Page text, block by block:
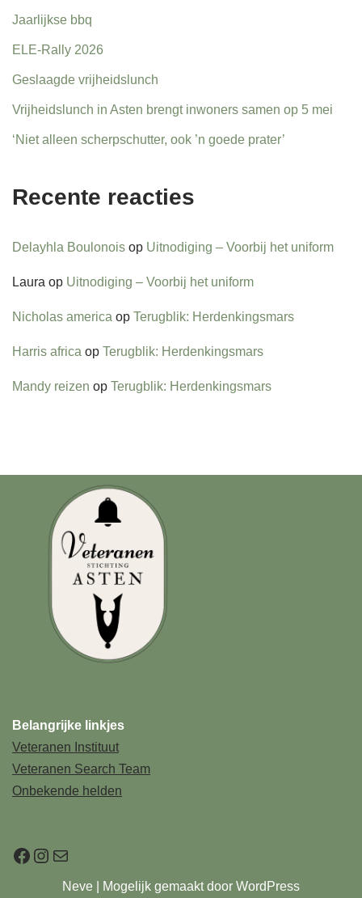
Jaarlijkse bbq
ELE-Rally 2026
Geslaagde vrijheidslunch
Vrijheidslunch in Asten brengt inwoners samen op 5 mei
‘Niet alleen scherpschutter, ook ’n goede prater’
Recente reacties
Delayhla Boulonois op Uitnodiging – Voorbij het uniform
Laura op Uitnodiging – Voorbij het uniform
Nicholas america op Terugblik: Herdenkingsmars
Harris africa op Terugblik: Herdenkingsmars
Mandy reizen op Terugblik: Herdenkingsmars
Belangrijke linkjes
Veteranen Instituut
Veteranen Search Team
Onbekende helden
Neve | Mogelijk gemaakt door WordPress